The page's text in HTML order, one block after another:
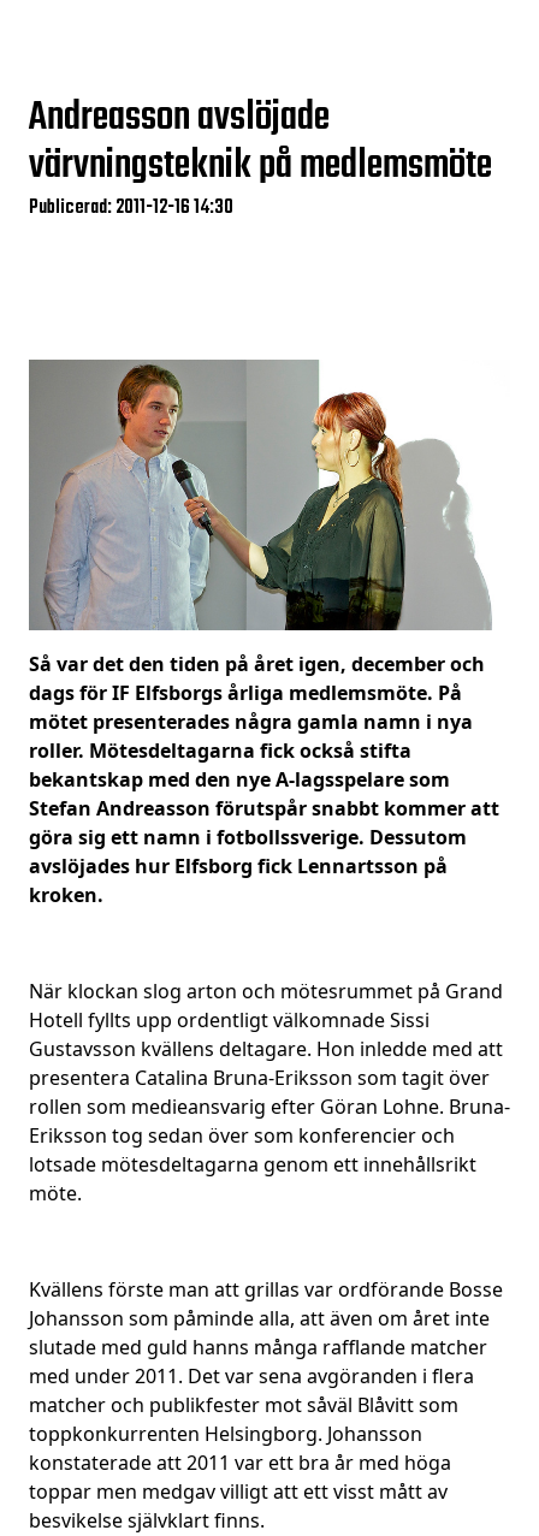
Andreasson avslöjade
värvningsteknik på medlemsmöte
Publicerad: 2011-12-16 14:30
Så var det den tiden på året igen, december och
dags för IF Elfsborgs årliga medlemsmöte. På
mötet presenterades några gamla namn i nya
roller. Mötesdeltagarna fick också stifta
bekantskap med den nye A-lagsspelare som
Stefan Andreasson förutspår snabbt kommer att
göra sig ett namn i fotbollssverige. Dessutom
avslöjades hur Elfsborg fick Lennartsson på
kroken.
När klockan slog arton och mötesrummet på Grand
Hotell fyllts upp ordentligt välkomnade Sissi
Gustavsson kvällens deltagare. Hon inledde med att
presentera Catalina Bruna-Eriksson som tagit över
rollen som medieansvarig efter Göran Lohne. Bruna-
Eriksson tog sedan över som konferencier och
lotsade mötesdeltagarna genom ett innehållsrikt
möte.
Kvällens förste man att grillas var ordförande Bosse
Johansson som påminde alla, att även om året inte
slutade med guld hanns många rafflande matcher
med under 2011. Det var sena avgöranden i flera
matcher och publikfester mot såväl Blåvitt som
toppkonkurrenten Helsingborg. Johansson
konstaterade att 2011 var ett bra år med höga
toppar men medgav villigt att ett visst mått av
besvikelse självklart finns.